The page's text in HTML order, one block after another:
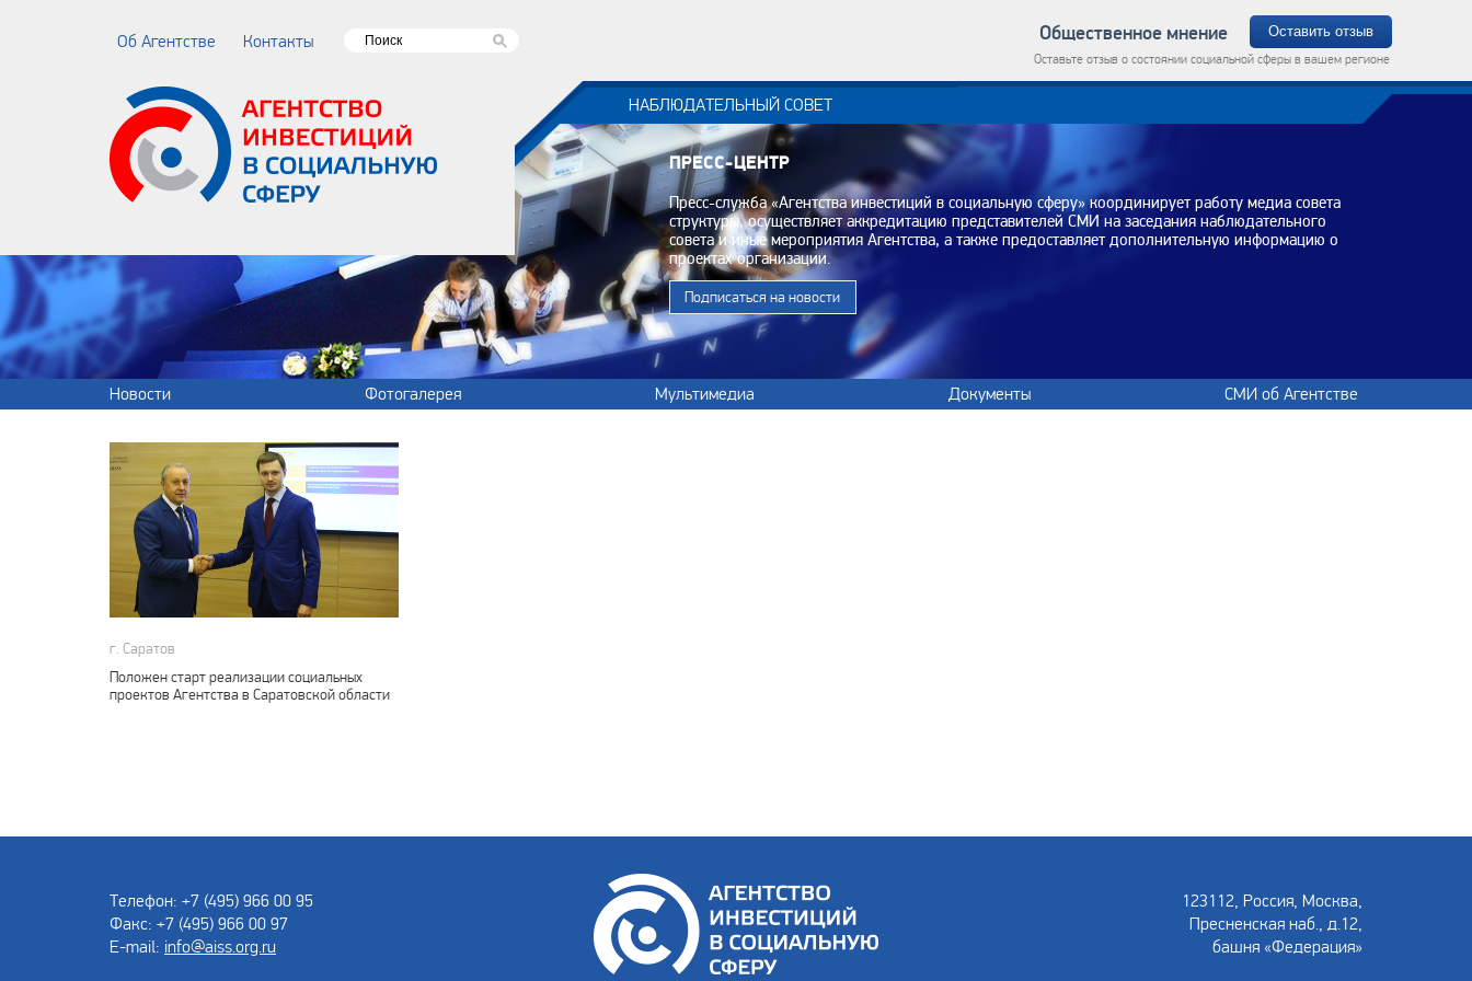
Об Агентстве Контакты Общественное мнение Оставить отзыв
Оставьте отзыв о состоянии социальной сферы в вашем регионе
НАБЛЮДАТЕЛЬНЫЙ СОВЕТ
ПРЕСС-ЦЕНТР
Пресс-служба «Агентства инвестиций в социальную сферу» координирует работу медиа совета
структуры, осуществляет аккредитацию представителей СМИ на заседания наблюдательного
совета и иные мероприятия Агентства, а также предоставляет дополнительную информацию о
проектах организации.
Подписаться на новости
Новости Фотогалерея Мультимедиа Документы СМИ об Агентстве
г. Саратов
Положен старт реализации социальных
проектов Агентства в Саратовской области
Телефон: +7 (495) 966 00 95
Факс: +7 (495) 966 00 97
E-mail: info@aiss.org.ru
123112, Россия, Москва,
Пресненская наб., д.12,
башня «Федерация»